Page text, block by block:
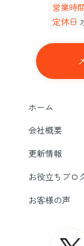
営業時
定休日
ホーム
会社概要
更新情報
お役立ちブロ
お客様の声